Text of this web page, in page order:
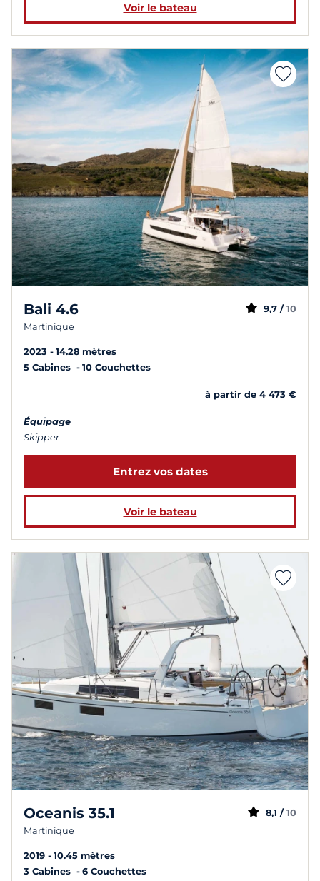
Voir le bateau
Bali 4.6
Martinique
9,7 / 10
2023
14.28 mètres
5 Cabines
10 Couchettes
à partir de 4 473 €
Équipage
Skipper
Entrez vos dates
Voir le bateau
Oceanis 35.1
Martinique
8,1 / 10
2019
10.45 mètres
3 Cabines
6 Couchettes